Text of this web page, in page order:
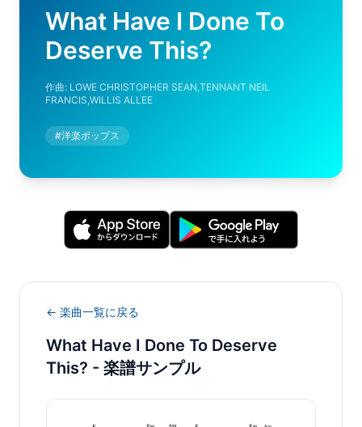
What Have I Done To
Deserve This?
作曲: LOWE CHRISTOPHER SEAN,TENNANT NEIL
FRANCIS,WILLIS ALLEE
#洋楽ポップス
← 楽曲一覧に戻る
What Have I Done To Deserve
This? - 楽譜サンプル